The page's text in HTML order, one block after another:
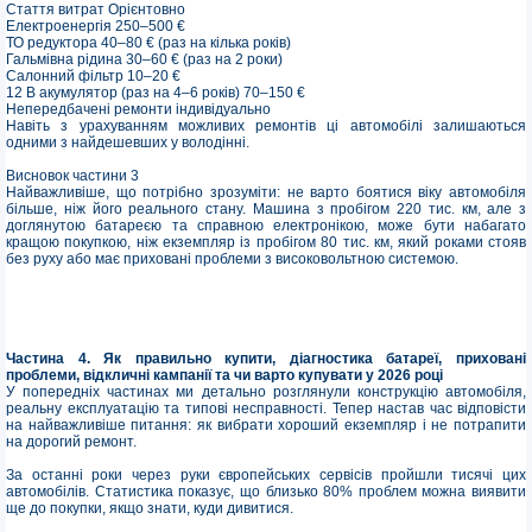
Стаття витрат Орієнтовно
Електроенергія 250–500 €
ТО редуктора 40–80 € (раз на кілька років)
Гальмівна рідина 30–60 € (раз на 2 роки)
Салонний фільтр 10–20 €
12 В акумулятор (раз на 4–6 років) 70–150 €
Непередбачені ремонти індивідуально
Навіть з урахуванням можливих ремонтів ці автомобілі залишаються
одними з найдешевших у володінні.
Висновок частини 3
Найважливіше, що потрібно зрозуміти: не варто боятися віку автомобіля
більше, ніж його реального стану. Машина з пробігом 220 тис. км, але з
доглянутою батареєю та справною електронікою, може бути набагато
кращою покупкою, ніж екземпляр із пробігом 80 тис. км, який роками стояв
без руху або має приховані проблеми з високовольтною системою.
Частина 4. Як правильно купити, діагностика батареї, приховані
проблеми, відкличні кампанії та чи варто купувати у 2026 році
У попередніх частинах ми детально розглянули конструкцію автомобіля,
реальну експлуатацію та типові несправності. Тепер настав час відповісти
на найважливіше питання: як вибрати хороший екземпляр і не потрапити
на дорогий ремонт.
За останні роки через руки європейських сервісів пройшли тисячі цих
автомобілів. Статистика показує, що близько 80% проблем можна виявити
ще до покупки, якщо знати, куди дивитися.